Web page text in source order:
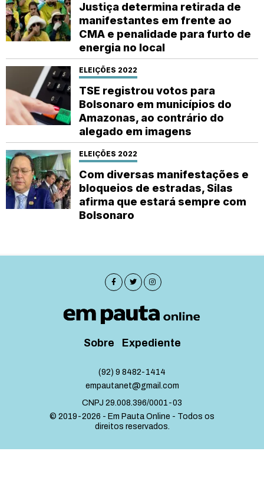
Justiça determina retirada de
manifestantes em frente ao
CMA e penalidade para furto de
energia no local
ELEIÇÕES 2022
TSE registrou votos para
Bolsonaro em municípios do
Amazonas, ao contrário do
alegado em imagens
ELEIÇÕES 2022
Com diversas manifestações e
bloqueios de estradas, Silas
afirma que estará sempre com
Bolsonaro
Sobre Expediente
(92) 9 8482-1414
empautanet@gmail.com
CNPJ 29.008.396/0001-03
© 2019-2026 - Em Pauta Online - Todos os
direitos reservados.